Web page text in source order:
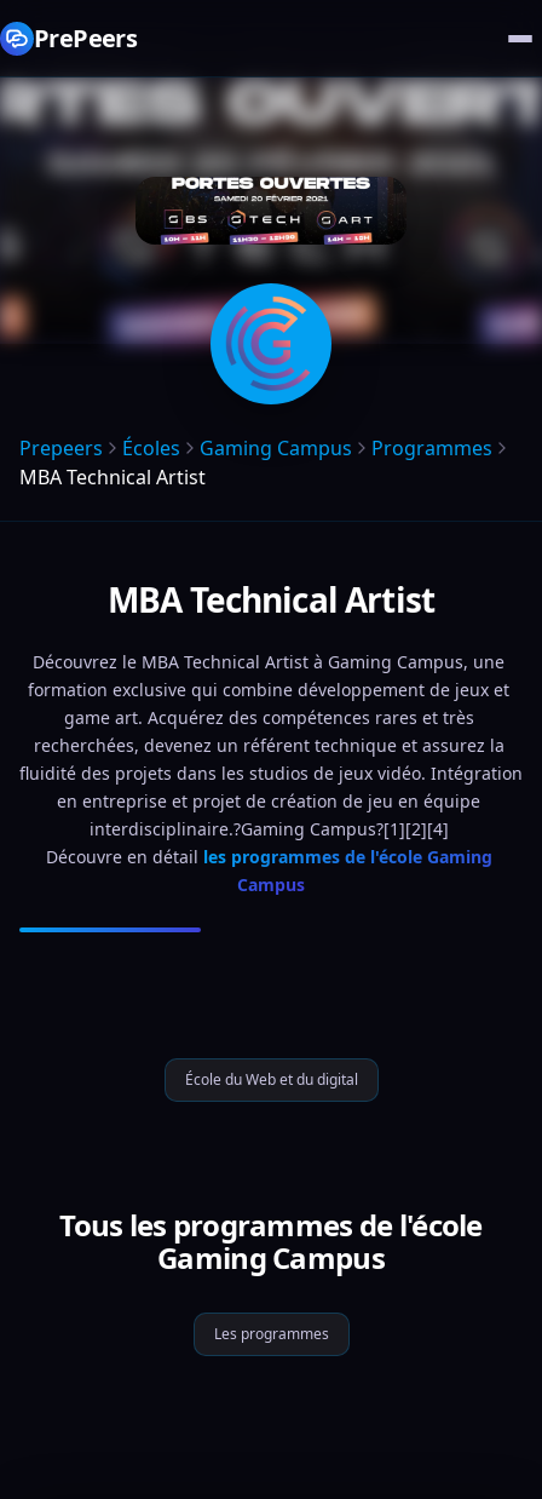
PrePeers
Prepeers Écoles Gaming Campus
Programmes
MBA Technical Artist
MBA Technical Artist
Découvrez le MBA Technical Artist à Gaming Campus, une
formation exclusive qui combine développement de jeux et
game art. Acquérez des compétences rares et très
recherchées, devenez un référent technique et assurez la
fluidité des projets dans les studios de jeux vidéo. Intégration
en entreprise et projet de création de jeu en équipe
interdisciplinaire.?Gaming Campus?[1][2][4]
Découvre en détail les programmes de l'école Gaming
Campus
École du Web et du digital
Tous les programmes de l'école
Gaming Campus
Les programmes